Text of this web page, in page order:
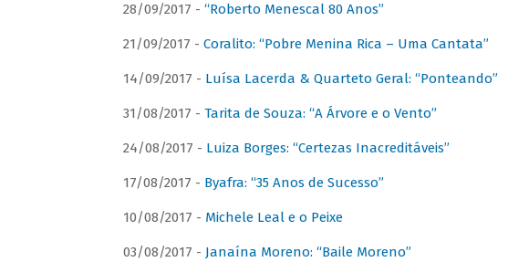
28/09/2017 - “Roberto Menescal 80 Anos”
21/09/2017 - Coralito: “Pobre Menina Rica – Uma Cantata”
14/09/2017 - Luísa Lacerda & Quarteto Geral: “Ponteando”
31/08/2017 - Tarita de Souza: “A Árvore e o Vento”
24/08/2017 - Luiza Borges: “Certezas Inacreditáveis”
17/08/2017 - Byafra: “35 Anos de Sucesso”
10/08/2017 - Michele Leal e o Peixe
03/08/2017 - Janaína Moreno: “Baile Moreno”